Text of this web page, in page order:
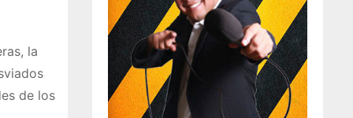
la
de los